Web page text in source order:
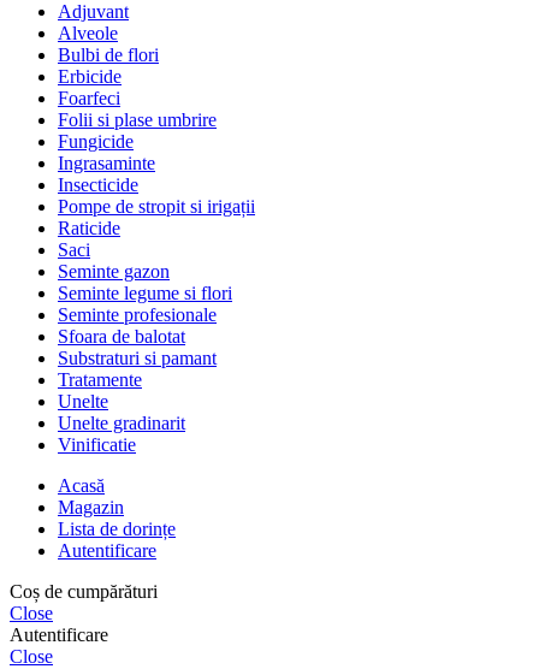
Adjuvant
Alveole
Bulbi de flori
Erbicide
Foarfeci
Folii si plase umbrire
Fungicide
Ingrasaminte
Insecticide
Pompe de stropit si irigații
Raticide
Saci
Seminte gazon
Seminte legume si flori
Seminte profesionale
Sfoara de balotat
Substraturi si pamant
Tratamente
Unelte
Unelte gradinarit
Vinificatie
Acasă
Magazin
Lista de dorințe
Autentificare
Coș de cumpărături
Close
Autentificare
Close